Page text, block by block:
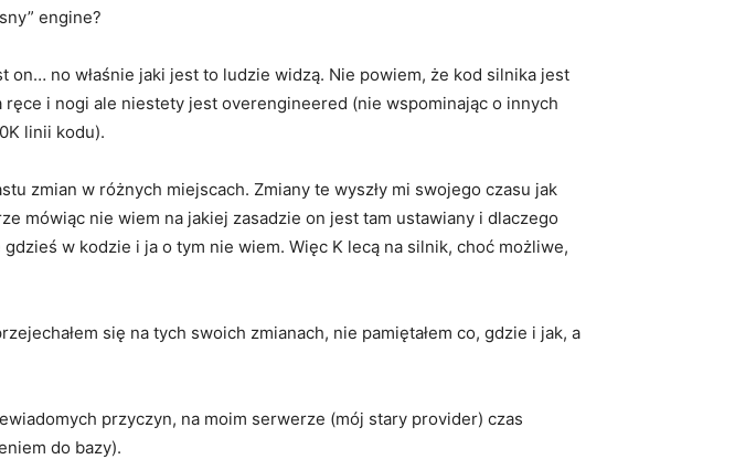
engine?
on… no właśnie jaki jest to ludzie widzą. Nie powiem, że kod silnika jest
i nogi ale niestety jest overengineered (nie wspominając o innych
linii kodu).
zmian w różnych miejscach. Zmiany te wyszły mi swojego czasu jak
mówiąc nie wiem na jakiej zasadzie on jest tam ustawiany i dlaczego
w kodzie i ja o tym nie wiem. Więc K lecą na silnik, choć możliwe,
się na tych swoich zmianach, nie pamiętałem co, gdzie i jak, a
przyczyn, na moim serwerze (mój stary provider) czas
do bazy).